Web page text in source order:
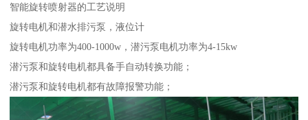
智能旋转喷射器的工艺说明
旋转电机和潜水排污泵，液位计
旋转电机功率为400-1000w，潜污泵电机功率为4-15kw
潜污泵和旋转电机都具备手自动转换功能；
潜污泵和旋转电机都有故障报警功能；